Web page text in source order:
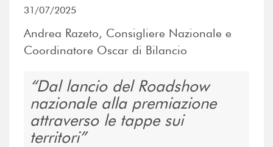
31/07/2025
Andrea Razeto, Consigliere Nazionale e
Coordinatore Oscar di Bilancio
Dal lancio del Roadshow
nazionale alla premiazione
attraverso le tappe sui
territori